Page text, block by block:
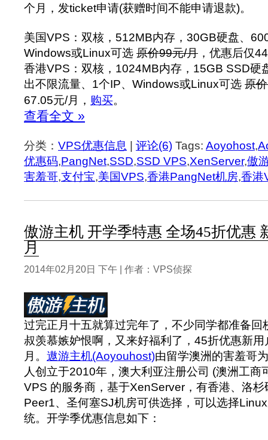
个月，发ticket申请(获赠时间不能申请退款)。
美国VPS：双核，512MB内存，30GB硬盘、
Windows或Linux可选 原价99元/月 ，优惠后仅
香港VPS：双核，1024MB内存，15GB SSD硬
出不限流量、1个IP、Windows或Linux可选 原
67.05元/月， 购买。
查看全文 »
分类： VPS优惠信息 | 评论(6) Tags: Aoyohost,
优惠码,PangNet,SSD,SSD VPS,XenServer,傲
害羞哥,支付宝,美国VPS,香港PangNet机房,香港
傲游主机 开学季特惠 全场45折优惠
月
2014年02月20日 下午 | 作者：VPS侦探
过完正月十五就算过完年了，不少同学都准备回
叔羡慕嫉妒恨啊，又来好福利了，45折优惠新
月。 遨游主机(Aoyouhost)由留学澳洲的害羞哥
人创立于2010年，澳大利亚注册公司 (澳洲工商
VPS 的服务商，基于XenServer，有香港、洛杉
Peer1、圣何塞SJ机房可供选择，可以选择
统。开学季优惠信息如下：